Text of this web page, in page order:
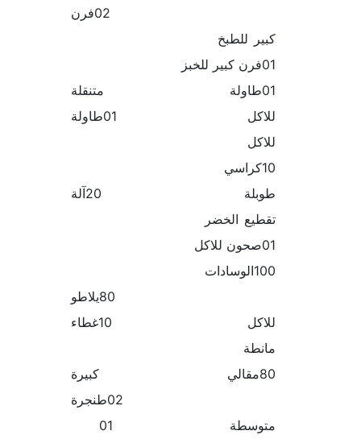
02فرن
كبير للطبخ
01فرن كبير للخبز
01طاولة متنقلة
للاكل 01طاولة
للاكل
10كراسي
طوبلة 20آلة
تقطيع الخضر
01صحون للاكل
100الوسادات
80يلاطو
للاكل 10غطاء
مانطة
80مقالي كبيرة
02طنجرة
متوسطة 01